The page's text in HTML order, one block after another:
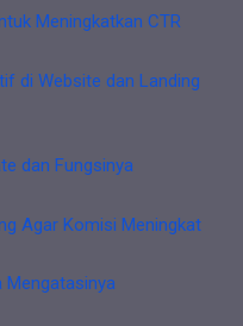
Meningkatkan CTR
di Website dan Landing
dan Fungsinya
Agar Komisi Meningkat
Mengatasinya